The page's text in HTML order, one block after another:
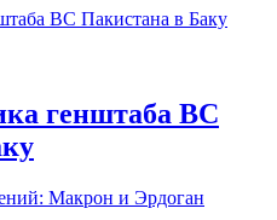
генштаба ВС